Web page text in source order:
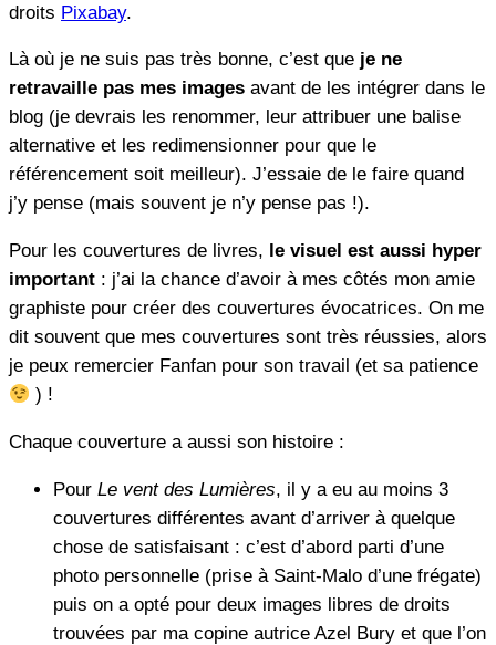
droits Pixabay.
Là où je ne suis pas très bonne, c’est que je ne
retravaille pas mes images avant de les intégrer dans le
blog (je devrais les renommer, leur attribuer une balise
alternative et les redimensionner pour que le
référencement soit meilleur). J’essaie de le faire quand
j’y pense (mais souvent je n’y pense pas !).
Pour les couvertures de livres, le visuel est aussi hyper
important : j’ai la chance d’avoir à mes côtés mon amie
graphiste pour créer des couvertures évocatrices. On me
dit souvent que mes couvertures sont très réussies, alors
je peux remercier Fanfan pour son travail (et sa patience
) !
Chaque couverture a aussi son histoire :
Pour Le vent des Lumières, il y a eu au moins 3
couvertures différentes avant d’arriver à quelque
chose de satisfaisant : c’est d’abord parti d’une
photo personnelle (prise à Saint-Malo d’une frégate)
puis on a opté pour deux images libres de droits
trouvées par ma copine autrice Azel Bury et que l’on